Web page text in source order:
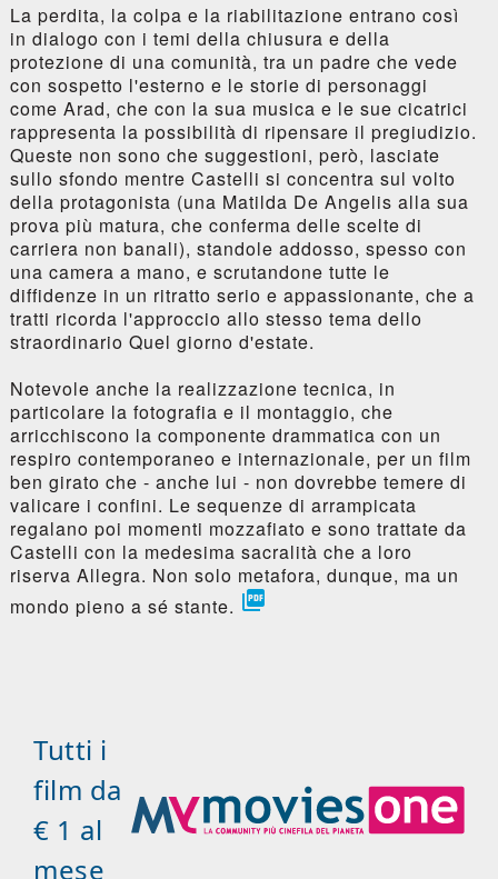
La perdita, la colpa e la riabilitazione entrano così
in dialogo con i temi della chiusura e della
protezione di una comunità, tra un padre che vede
con sospetto l'esterno e le storie di personaggi
come Arad, che con la sua musica e le sue cicatrici
rappresenta la possibilità di ripensare il pregiudizio.
Queste non sono che suggestioni, però, lasciate
sullo sfondo mentre Castelli si concentra sul volto
della protagonista (una Matilda De Angelis alla sua
prova più matura, che conferma delle scelte di
carriera non banali), standole addosso, spesso con
una camera a mano, e scrutandone tutte le
diffidenze in un ritratto serio e appassionante, che a
tratti ricorda l'approccio allo stesso tema dello
straordinario Quel giorno d'estate.
Notevole anche la realizzazione tecnica, in
particolare la fotografia e il montaggio, che
arricchiscono la componente drammatica con un
respiro contemporaneo e internazionale, per un film
ben girato che - anche lui - non dovrebbe temere di
valicare i confini. Le sequenze di arrampicata
regalano poi momenti mozzafiato e sono trattate da
Castelli con la medesima sacralità che a loro
riserva Allegra. Non solo metafora, dunque, ma un
mondo pieno a sé stante. 
Tutti i
film da
€ 1 al
mese